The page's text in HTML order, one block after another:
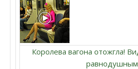
Королева вагона отожгла!
равнодушным